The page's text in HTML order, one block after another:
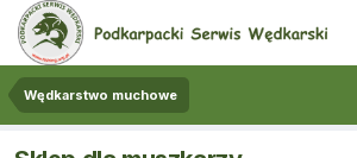
Wędkarstwo muchowe